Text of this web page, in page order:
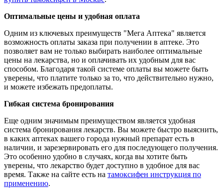
Оптимальные цены и удобная оплата
Одним из ключевых преимуществ "Мега Аптека" является
возможность оплаты заказа при получении в аптеке. Это
позволяет вам не только выбирать наиболее оптимальные
цены на лекарства, но и оплачивать их удобным для вас
способом. Благодаря такой системе оплаты вы можете быть
уверены, что платите только за то, что действительно нужно,
и можете избежать предоплаты.
Гибкая система бронирования
Еще одним значимым преимуществом является удобная
система бронирования лекарств. Вы можете быстро выяснить,
в каких аптеках вашего города нужный препарат есть в
наличии, и зарезервировать его для последующего получения.
Это особенно удобно в случаях, когда вы хотите быть
уверены, что лекарство будет доступно в удобное для вас
время. Также на сайте есть на тамоксифен инструкция по
применению.